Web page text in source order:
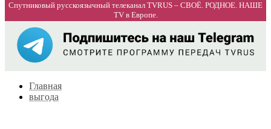
Спутниковый русскоязычный телеканал TVRUS – СВОЁ. РОДНОЕ. НАШЕ
TV в Европе.
Главная
выгода